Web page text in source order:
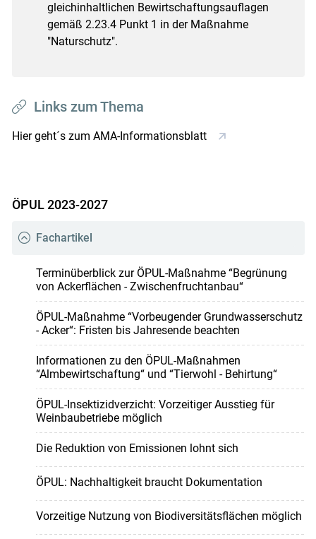
gleichinhaltlichen Bewirtschaftungsauflagen
gemäß 2.23.4 Punkt 1 in der Maßnahme
"Naturschutz".
Links zum Thema
Hier geht´s zum AMA-Informationsblatt
ÖPUL 2023-2027
Fachartikel
Terminüberblick zur ÖPUL-Maßnahme “Begrünung
von Ackerflächen - Zwischenfruchtanbau“
ÖPUL-Maßnahme “Vorbeugender Grundwasserschutz
- Acker“: Fristen bis Jahresende beachten
Informationen zu den ÖPUL-Maßnahmen
“Almbewirtschaftung“ und “Tierwohl - Behirtung“
ÖPUL-Insektizidverzicht: Vorzeitiger Ausstieg für
Weinbaubetriebe möglich
Die Reduktion von Emissionen lohnt sich
ÖPUL: Nachhaltigkeit braucht Dokumentation
Vorzeitige Nutzung von Biodiversitätsflächen möglich